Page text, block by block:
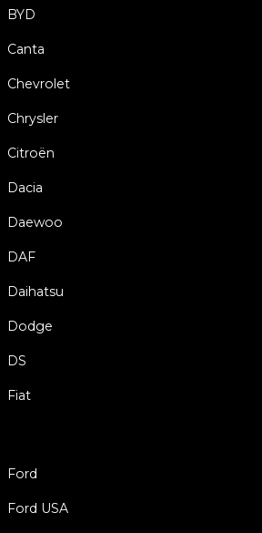
BYD
Canta
Chevrolet
Chrysler
Citroën
Dacia
Daewoo
DAF
Daihatsu
Dodge
DS
Fiat
Ford
Ford USA